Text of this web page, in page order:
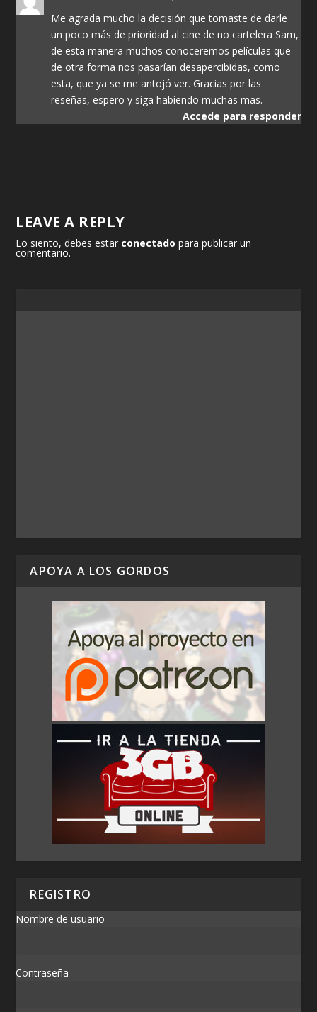
Me agrada mucho la decisión que tomaste de darle
un poco más de prioridad al cine de no cartelera Sam,
de esta manera muchos conoceremos películas que
de otra forma nos pasarían desapercibidas, como
esta, que ya se me antojó ver. Gracias por las
reseñas, espero y siga habiendo muchas mas.
Accede para responder
LEAVE A REPLY
Lo siento, debes estar conectado para publicar un
comentario.
APOYA A LOS GORDOS
REGISTRO
Nombre de usuario
Contraseña